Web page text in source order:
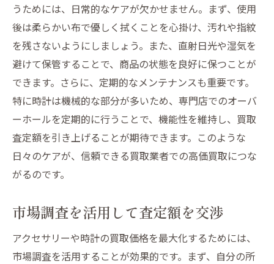
うためには、日常的なケアが欠かせません。まず、使用
後は柔らかい布で優しく拭くことを心掛け、汚れや指紋
を残さないようにしましょう。また、直射日光や湿気を
避けて保管することで、商品の状態を良好に保つことが
できます。さらに、定期的なメンテナンスも重要です。
特に時計は機械的な部分が多いため、専門店でのオーバ
ーホールを定期的に行うことで、機能性を維持し、買取
査定額を引き上げることが期待できます。このような
日々のケアが、信頼できる買取業者での高価買取につな
がるのです。
市場調査を活用して査定額を交渉
アクセサリーや時計の買取価格を最大化するためには、
市場調査を活用することが効果的です。まず、自分の所